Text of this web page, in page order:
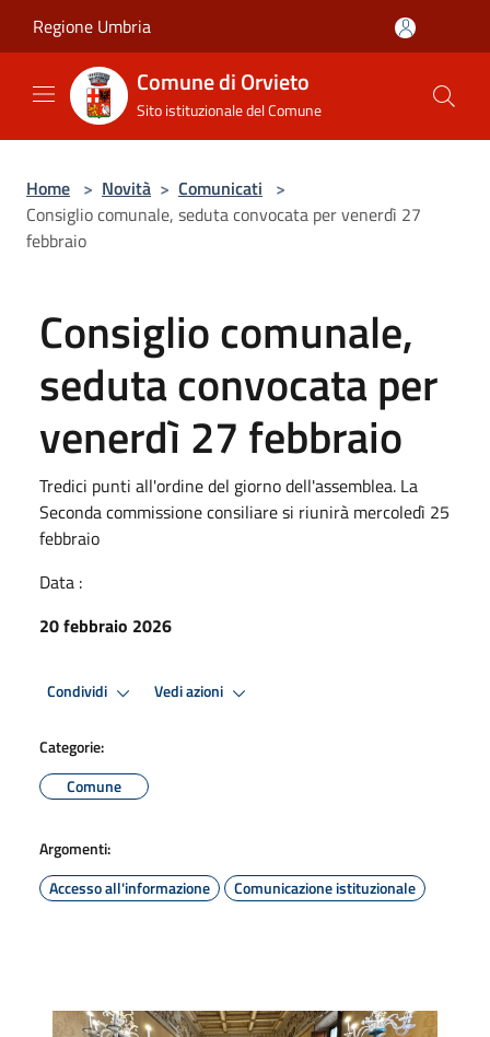
Regione Umbria
Comune di Orvieto
Sito istituzionale del Comune
Home > Novità > Comunicati >
Consiglio comunale, seduta convocata per venerdì 27
febbraio
Consiglio comunale,
seduta convocata per
venerdì 27 febbraio
Tredici punti all'ordine del giorno dell'assemblea. La
Seconda commissione consiliare si riunirà mercoledì 25
febbraio
Data :
20 febbraio 2026
Condividi Vedi azioni
Categorie:
Comune
Argomenti:
Accesso all'informazione
Comunicazione istituzionale